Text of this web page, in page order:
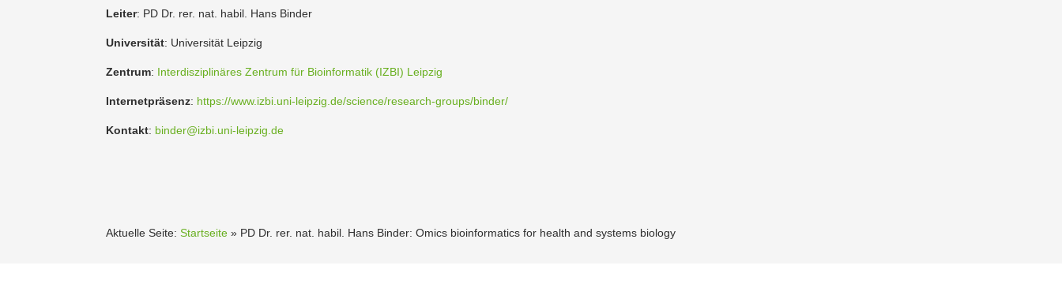
Leiter: PD Dr. rer. nat. habil. Hans Binder
Univer­sität: Univer­sität Leipzig
Zentrum: Inter­dis­zi­pli­näres Zentrum für Bioin­for­matik (IZBI) Leipzig
Inter­net­präsenz: https://www.izbi.uni-leipzig.de/science/research-groups/binder/
Kontakt: binder@izbi.uni-leipzig.de
Aktuelle Seite:Startseite » PD Dr. rer. nat. habil. Hans Binder: Omics bioin­for­matics for health and systems biology